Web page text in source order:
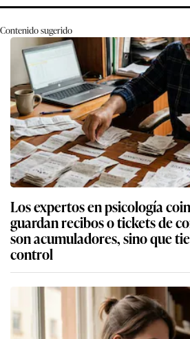
Contenido sugerido
Los expertos en psicología
guardan recibos o tickets de
son acumuladores, sino que
control